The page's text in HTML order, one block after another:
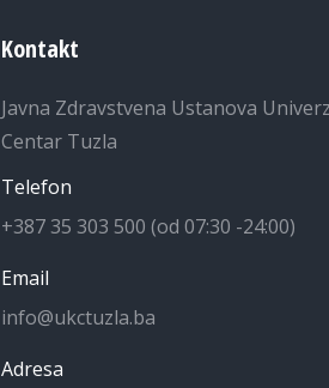
Kontakt
Javna Zdravstvena Ustanova
Centar Tuzla
Telefon
+387 35 303 500 (od 07:30 -24:00)
Email
info@ukctuzla.ba
Adresa